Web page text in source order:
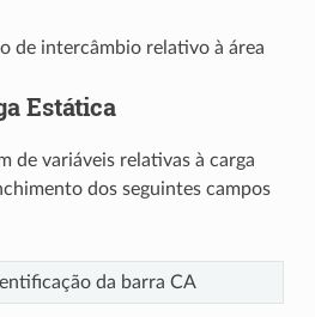
de intercâmbio relativo à área
Estática
de variáveis relativas à carga
dos seguintes campos
da barra CA